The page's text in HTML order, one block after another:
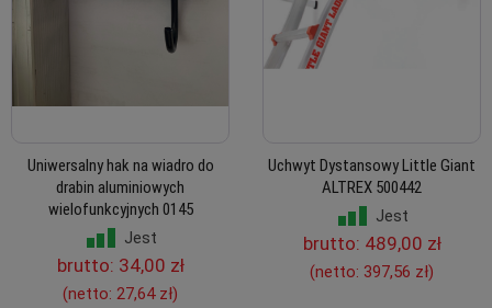
Uniwersalny hak na wiadro do
drabin aluminiowych
wielofunkcyjnych 0145
Jest
brutto: 34,00 zł
(netto: 27,64 zł)
Uchwyt Dystansowy Little Giant
ALTREX 500442
Jest
brutto: 489,00 zł
(netto: 397,56 zł)